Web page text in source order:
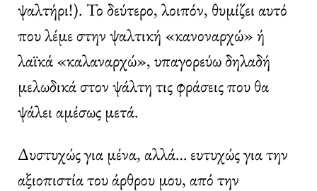
ψαλτήρι!). Το δεύτερο, λοιπόν, θυμίζει αυτό
που λέμε στην ψαλτική «κανοναρχώ» ή
λαϊκά «καλαναρχώ», υπαγορεύω δηλαδή
μελωδικά στον ψάλτη τις φράσεις που θα
ψάλει αμέσως μετά.
Δυστυχώς για μένα, αλλά… ευτυχώς για την
αξιοπιστία του άρθρου μου, από την